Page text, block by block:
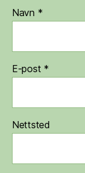
Navn *
E-post *
Nettsted